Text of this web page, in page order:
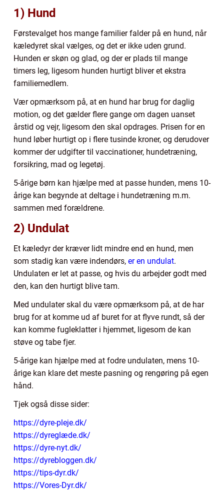
1) Hund
Førstevalget hos mange familier falder på en hund, når
kæledyret skal vælges, og det er ikke uden grund.
Hunden er skøn og glad, og der er plads til mange
timers leg, ligesom hunden hurtigt bliver et ekstra
familiemedlem.
Vær opmærksom på, at en hund har brug for daglig
motion, og det gælder flere gange om dagen uanset
årstid og vejr, ligesom den skal opdrages. Prisen for en
hund løber hurtigt op i flere tusinde kroner, og derudover
kommer der udgifter til vaccinationer, hundetræning,
forsikring, mad og legetøj.
5-årige børn kan hjælpe med at passe hunden, mens 10-
årige kan begynde at deltage i hundetræning m.m.
sammen med forældrene.
2) Undulat
Et kæledyr der kræver lidt mindre end en hund, men
som stadig kan være indendørs, er en undulat.
Undulaten er let at passe, og hvis du arbejder godt med
den, kan den hurtigt blive tam.
Med undulater skal du være opmærksom på, at de har
brug for at komme ud af buret for at flyve rundt, så der
kan komme fugleklatter i hjemmet, ligesom de kan
støve og tabe fjer.
5-årige kan hjælpe med at fodre undulaten, mens 10-
årige kan klare det meste pasning og rengøring på egen
hånd.
Tjek også disse sider:
https://dyre-pleje.dk/
https://dyreglæde.dk/
https://dyre-nyt.dk/
https://dyrebloggen.dk/
https://tips-dyr.dk/
https://Vores-Dyr.dk/